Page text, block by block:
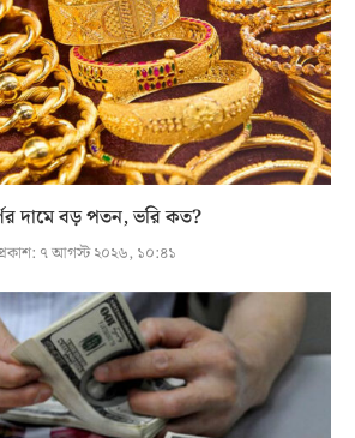
দামে বড় পতন, ভরি কত?
৭ আগস্ট ২০২৬, ১০:৪১